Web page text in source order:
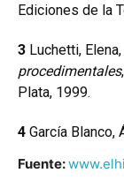
Ediciones de la
3 Luchetti, Elena,
procedimentales
Plata, 1999.
4 García Blanco,
Fuente: